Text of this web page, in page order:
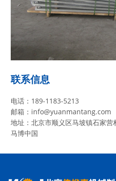
联系信息
电话：189-1183-5213
邮箱：info@yuanmantang.com
地址：北京市顺义区马坡镇石家营
马博中国